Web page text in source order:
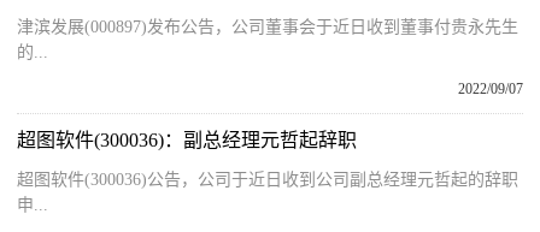
津滨发展(000897)发布公告，公司董事会于近日收到董事付贵永先生
的...
2022/09/07
超图软件(300036)：副总经理元哲起辞职
超图软件(300036)公告，公司于近日收到公司副总经理元哲起的辞职
申...